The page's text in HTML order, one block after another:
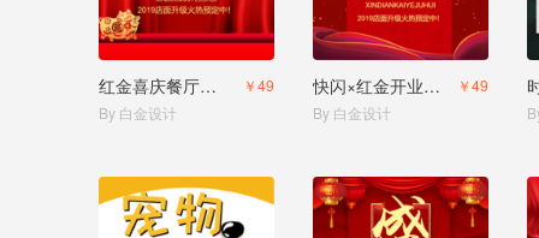
红金喜庆餐厅开业邀请函
￥49
By 白金设计
快闪×红金开业喜庆邀请函
￥49
By 白金设计